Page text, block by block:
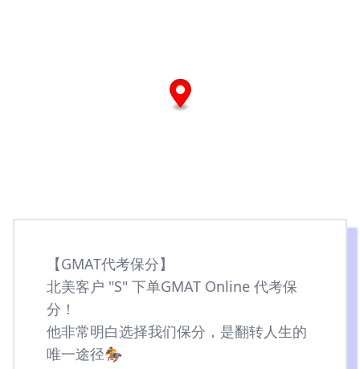
【GMAT代考保分】
北美客户 "S" 下单GMAT Online 代考保
分！
他非常明白选择我们保分，是翻转人生的
唯一途径🏇